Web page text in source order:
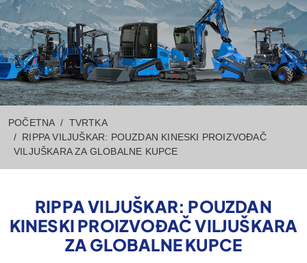
POČETNA
TVRTKA
RIPPA VILJUŠKAR: POUZDAN KINESKI PROIZVOĐAČ
VILJUŠKARA ZA GLOBALNE KUPCE
RIPPA VILJUŠKAR: POUZDAN
KINESKI PROIZVOĐAČ VILJUŠKARA
ZA GLOBALNE KUPCE